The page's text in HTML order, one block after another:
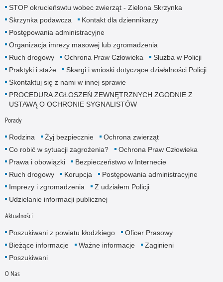
STOP okrucieńswtu wobec zwierząt - Zielona Skrzynka
Skrzynka podawcza
Kontakt dla dziennikarzy
Postępowania administracyjne
Organizacja imrezy masowej lub zgromadzenia
Ruch drogowy
Ochrona Praw Człowieka
Służba w Policji
Praktyki i staże
Skargi i wnioski dotyczące działalności Policji
Skontaktuj się z nami w innej sprawie
PROCEDURA ZGŁOSZEŃ ZEWNĘTRZNYCH ZGODNIE Z
USTAWĄ O OCHRONIE SYGNALISTÓW
Porady
Rodzina Żyj bezpiecznie
Ochrona zwierząt
Co robić w sytuacji zagrożenia?
Ochrona Praw Człowieka
Prawa i obowiązki
Bezpieczeństwo w Internecie
Ruch drogowy
Korupcja
Postępowania administracyjne
Imprezy i zgromadzenia
Z udziałem Policji
Udzielanie informacji publicznej
Aktualności
Poszukiwani z powiatu kłodzkiego
Oficer Prasowy
Bieżące informacje
Ważne informacje
Zaginieni
Poszukiwani
O Nas